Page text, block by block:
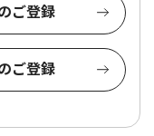
ご登録
ご登録